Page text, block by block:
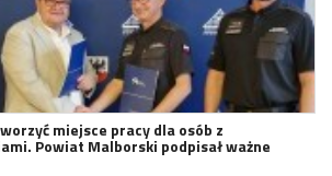
miejsce pracy dla osób z
Powiat Malborski podpisał ważne